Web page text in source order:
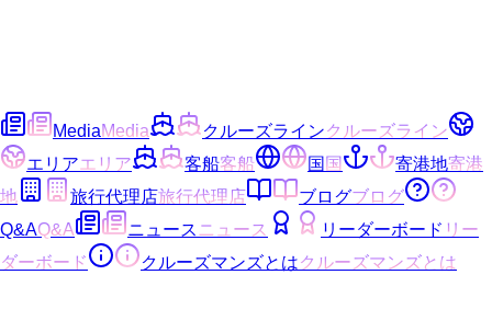
MediaMedia クルーズラインクルーズライン
エリアエリア 客船客船 国国 寄港地寄港
地
旅行代理店旅行代理店 ブログブログ
Q&AQ&A ニュース ニュース リーダーボード リー
ダーボード
クルーズマンズとはクルーズマンズとは